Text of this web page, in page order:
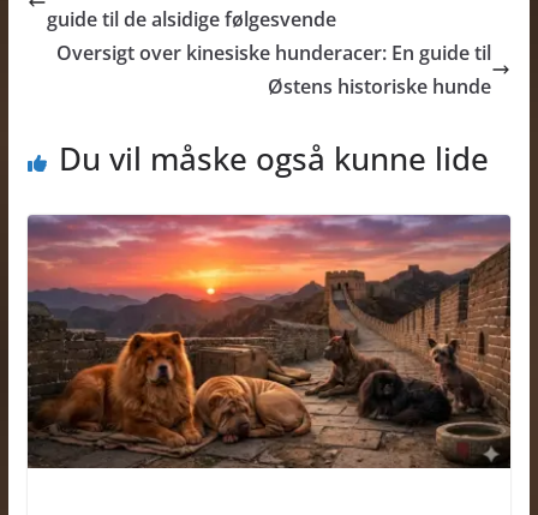
guide til de alsidige følgesvende
Oversigt over kinesiske hunderacer: En guide til
Østens historiske hunde
Du vil måske også kunne lide